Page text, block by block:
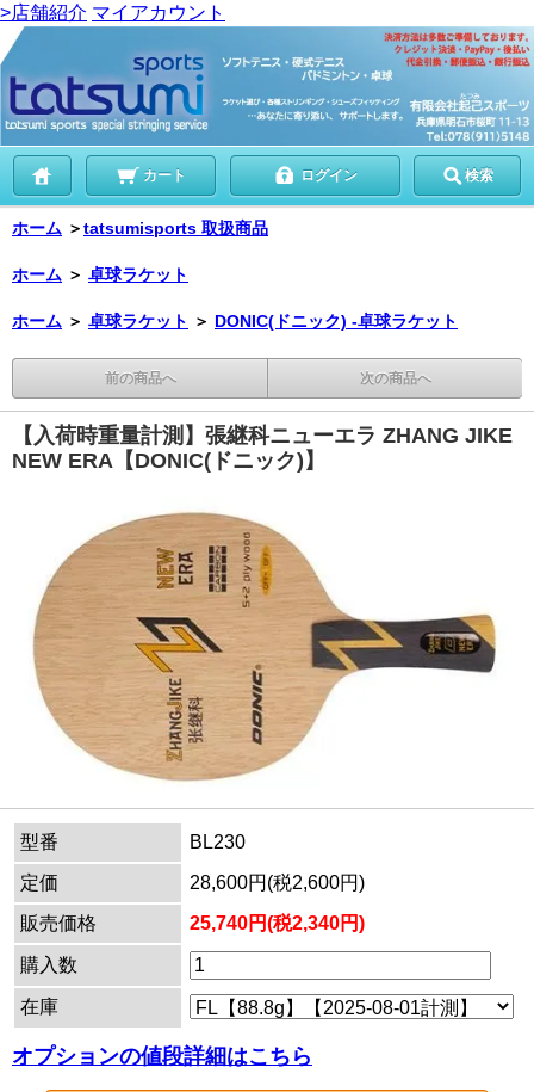
>店舗紹介 マイアカウント
カート ログイン 検索
ホーム ＞tatsumisports 取扱商品
ホーム ＞ 卓球ラケット
ホーム ＞ 卓球ラケット ＞ DONIC(ドニック) -卓球ラケット
前の商品へ 次の商品へ
【入荷時重量計測】張継科ニューエラ ZHANG JIKE
NEW ERA【DONIC(ドニック)】
型番
BL230
定価
28,600円(税2,600円)
販売価格
25,740円(税2,340円)
購入数
在庫
オプションの値段詳細はこちら